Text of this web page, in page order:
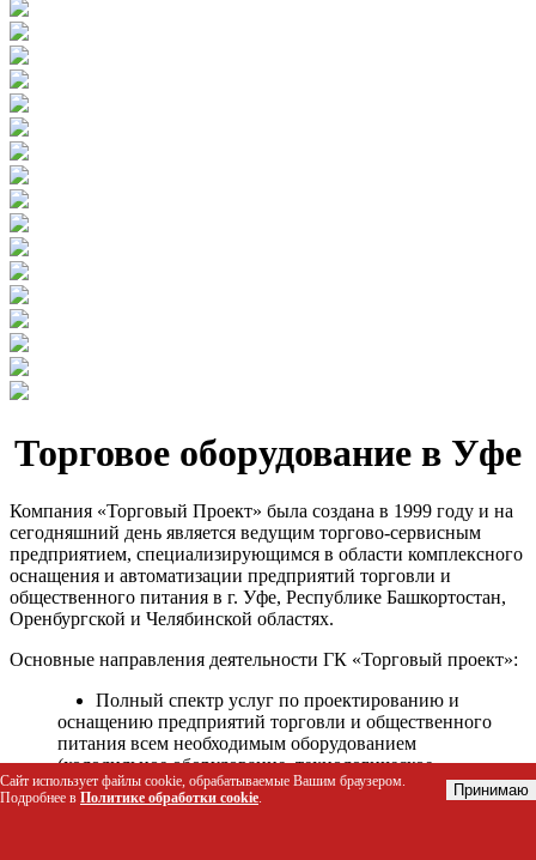
Торговое оборудование в Уфе
Компания «Торговый Проект» была создана в 1999 году и на
сегодняшний день является ведущим торгово-сервисным
предприятием, специализирующимся в области комплексного
оснащения и автоматизации предприятий торговли и
общественного питания в г. Уфе, Республике Башкортостан,
Оренбургской и Челябинской областях.
Основные направления деятельности ГК «Торговый проект»:
Полный спектр услуг по проектированию и
оснащению предприятий торговли и общественного
питания всем необходимым оборудованием
(холодильное оборудование, технологическое
оборудование, стеллажное оборудование и т.д.);
Автоматизация торговых процессов и внедрения
Сайт использует файлы cookie, обрабатываемые Вашим браузером.
Подробнее в Политике обработки cookie. Принимаю